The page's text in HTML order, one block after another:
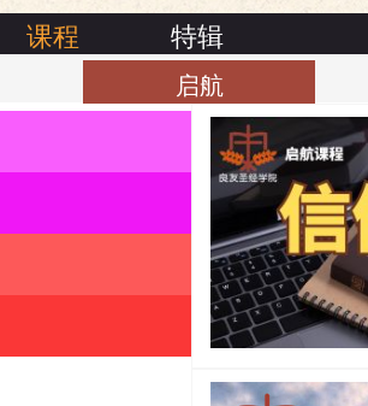
课程 特辑
启航
良友圣经学院介绍|